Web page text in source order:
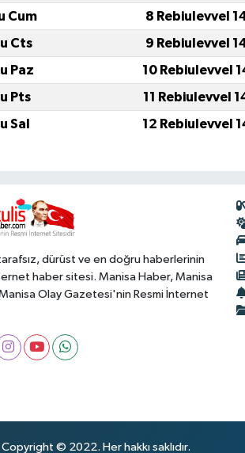
Cum
8 Rebiulevvel
Cts
9 Rebiulevvel
Paz
10 Rebiulevvel
Pts
11 Rebiulevvel
Sal
12 Rebiulevvel
dürüst ve en doğru haberlerinin
haber sitesi. Manisa Haber, Manisa
Olay Gazetesi'nin Resmi İnternet
Copyright © 2022. Her hakkı saklıdır.